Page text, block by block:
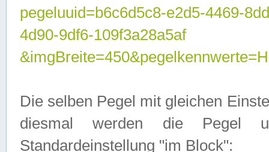
pegeluuid=b6c6d5c8-e2d5-4469-
4d90-9df6-109f3a28a5af
Die selben Pegel mit gleichen
diesmal werden die Pegel
Standardeinstellung "im Block":